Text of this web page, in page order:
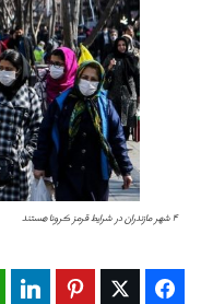
۴ شهر مازندران در شرایط قرمز کرونا هستند
Facebook
Twitter
Pinterest